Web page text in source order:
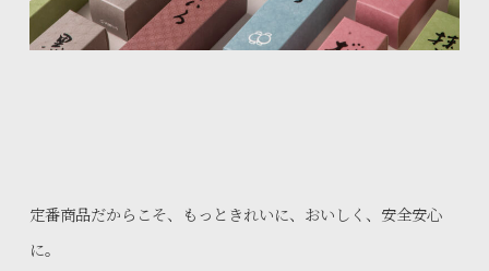
定番商品だからこそ、もっときれいに、おいしく、安全安心
に。